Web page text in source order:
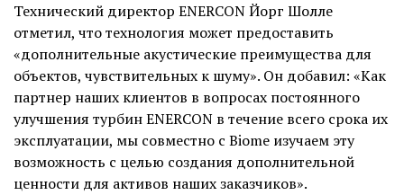
Технический директор ENERCON Йорг Шолле
отметил, что технология может предоставить
«дополнительные акустические преимущества для
объектов, чувствительных к шуму». Он добавил: «Как
партнер наших клиентов в вопросах постоянного
улучшения турбин ENERCON в течение всего срока их
эксплуатации, мы совместно с Biome изучаем эту
возможность с целью создания дополнительной
ценности для активов наших заказчиков».